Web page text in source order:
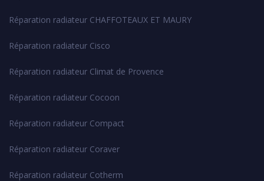
Réparation radiateur CHAFFOTEAUX ET MAURY
Réparation radiateur Cisco
Réparation radiateur Climat de Provence
Réparation radiateur Cocoon
Réparation radiateur Compact
Réparation radiateur Coraver
Réparation radiateur Cotherm